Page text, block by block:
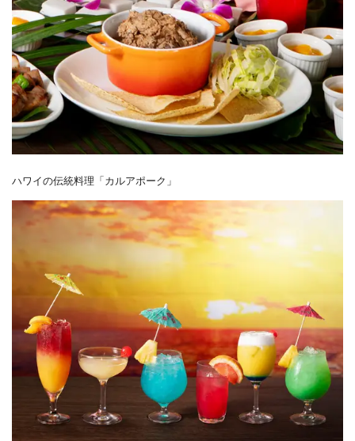
ハワイの伝統料理「カルアポーク」